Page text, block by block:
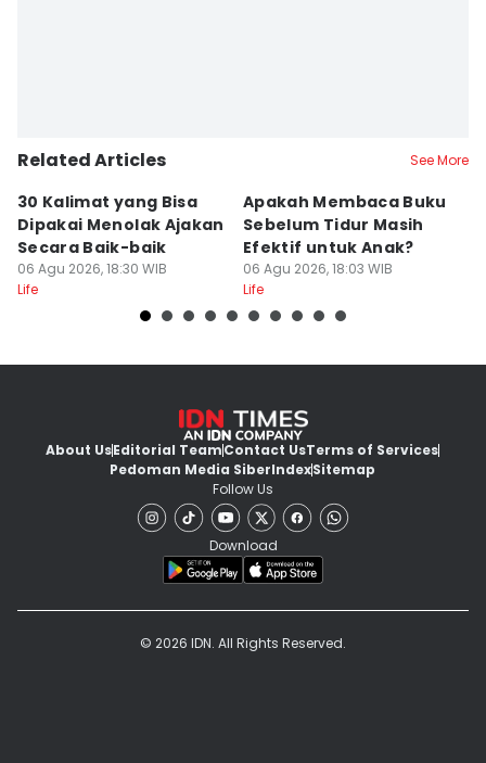
Related Articles See More
30 Kalimat yang Bisa
Dipakai Menolak Ajakan
Secara Baik-baik
06 Agu 2026, 18:30 WIB
Life
Apakah Membaca Buku
Sebelum Tidur Masih
Efektif untuk Anak?
06 Agu 2026, 18:03 WIB
Life
About UsEditorial TeamContact UsTerms of Services
Pedoman Media SiberIndexSitemap
Follow Us
Download
© 2026 IDN. All Rights Reserved.